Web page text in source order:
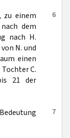
6
einem
dem
nach H.
N. und
einen
C.
21 der
7